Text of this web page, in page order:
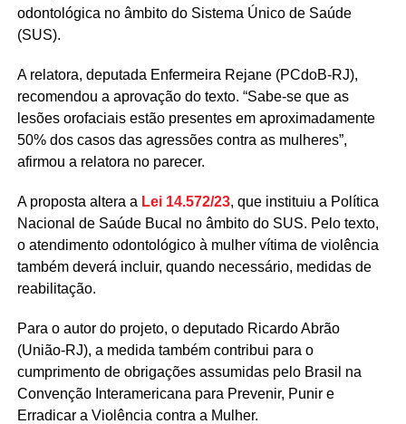
odontológica no âmbito do Sistema Único de Saúde
(SUS).
A relatora, deputada Enfermeira Rejane (PCdoB-RJ),
recomendou a aprovação do texto. “Sabe-se que as
lesões orofaciais estão presentes em aproximadamente
50% dos casos das agressões contra as mulheres”,
afirmou a relatora no parecer.
A proposta altera a Lei 14.572/23, que instituiu a Política
Nacional de Saúde Bucal no âmbito do SUS. Pelo texto,
o atendimento odontológico à mulher vítima de violência
também deverá incluir, quando necessário, medidas de
reabilitação.
Para o autor do projeto, o deputado Ricardo Abrão
(União-RJ), a medida também contribui para o
cumprimento de obrigações assumidas pelo Brasil na
Convenção Interamericana para Prevenir, Punir e
Erradicar a Violência contra a Mulher.